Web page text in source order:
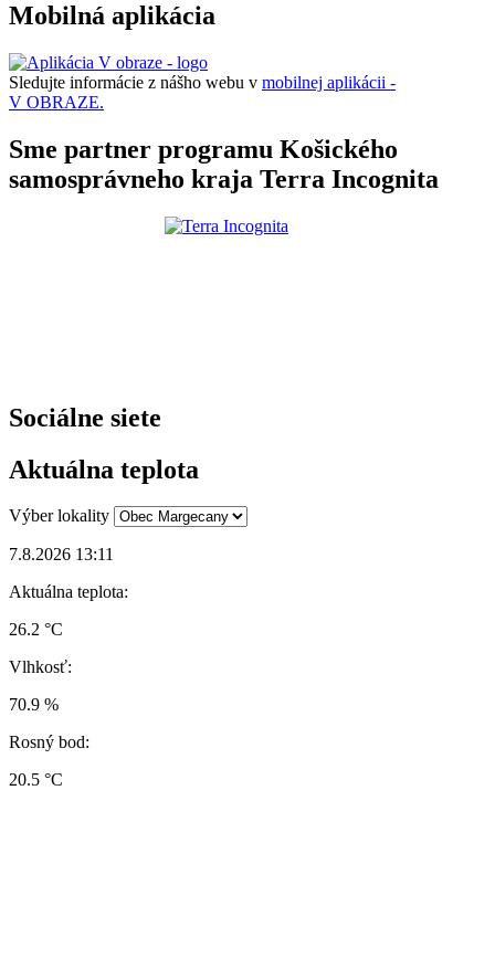
Mobilná aplikácia
Sledujte informácie z nášho webu v mobilnej aplikácii -
V OBRAZE.
Sme partner programu Košického
samosprávneho kraja Terra Incognita
Sociálne siete
Aktuálna teplota
Výber lokality
7.8.2026 13:11
Aktuálna teplota:
26.2 °C
Vlhkosť:
70.9 %
Rosný bod:
20.5 °C